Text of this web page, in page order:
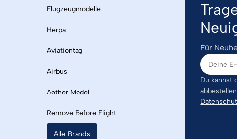
Flugzeugmodelle
Herpa
Aviationtag
Airbus
Aether Model
Remove Before Flight
Alle Brands
Für
Du kannst